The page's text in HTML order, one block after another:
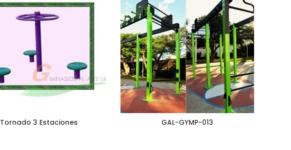
Tornado 3 Estaciones GAL-GYMP-013